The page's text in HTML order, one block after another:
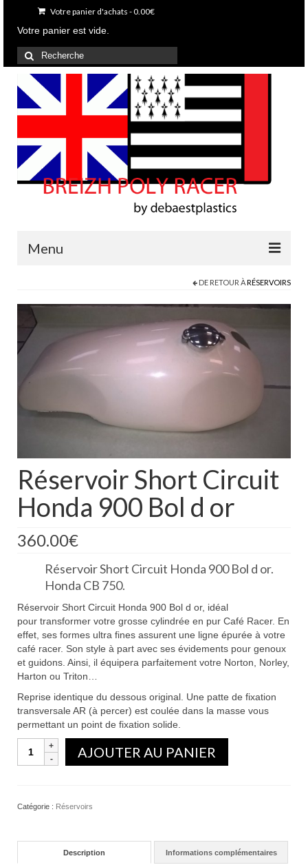
Votre panier d'achats -0.00€
Votre panier est vide.
Rechercher
:
Menu
Boutique
Projets en cours
Mon compte
Nous contacter
Nous situer
DE RETOUR ÀRÉSERVOIRS
Réservoir Short Circuit
Honda 900 Bol d or
360.00€
Réservoir Short Circuit Honda 900 Bol d or.
Honda CB 750.
Réservoir Short Circuit Honda 900 Bol d or, idéal
pour transformer votre grosse cylindrée en pur Café Racer. En
effet, ses formes ultra fines assurent une ligne épurée à votre
café racer. Son style à part avec ses évidements pour genoux
et guidons. Ainsi, il équipera parfaitement votre Norton, Norley,
Harton ou Triton…
Reprise identique du dessous original. Une patte de fixation
transversale AR (à percer) est coulée dans la masse vous
permettant un point de fixation solide.
Quantité
AJOUTER AU PANIER
Catégorie : Réservoirs
Description Informations complémentaires